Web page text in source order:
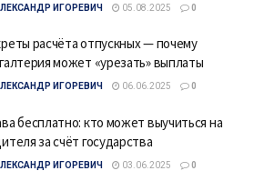
ИГОРЕВИЧ 05.08.2025 0
расчёта отпускных — почему
может «урезать» выплаты
ИГОРЕВИЧ 06.06.2025 0
бесплатно: кто может выучиться на
за счёт государства
ИГОРЕВИЧ 03.06.2025 0